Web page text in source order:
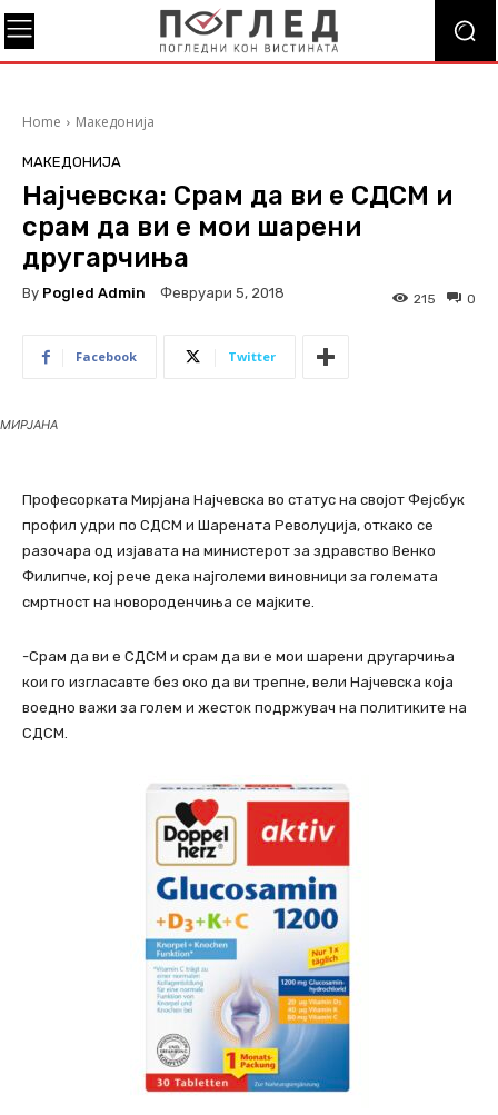
Home Македонија
МАКЕДОНИЈА
Најчевска: Срам да ви е СДСМ и
срам да ви е мои шарени
другарчиња
By Pogled Admin Февруари 5, 2018 0
215
Facebook Twitter
МИРЈАНА
Професорката Мирјана Најчевска во статус на својот Фејсбук
профил удри по СДСМ и Шарената Револуција, откако се
разочара од изјавата на министерот за здравство Венко
Филипче, кој рече дека најголеми виновници за големата
смртност на новороденчиња се мајките.
-Срам да ви е СДСМ и срам да ви е мои шарени другарчиња
кои го изгласавте без око да ви трепне, вели Најчевска која
воедно важи за голем и жесток подржувач на политиките на
СДСМ.